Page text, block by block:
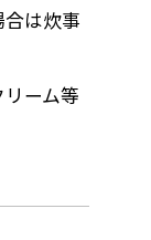
は炊事
ーム等